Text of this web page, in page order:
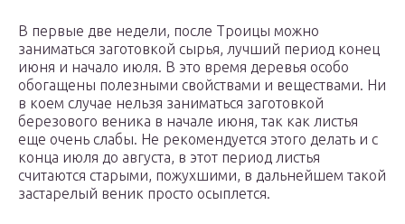
В первые две недели, после Троицы можно
заниматься заготовкой сырья, лучший период конец
июня и начало июля. В это время деревья особо
обогащены полезными свойствами и веществами. Ни
в коем случае нельзя заниматься заготовкой
березового веника в начале июня, так как листья
еще очень слабы. Не рекомендуется этого делать и с
конца июля до августа, в этот период листья
считаются старыми, пожухшими, в дальнейшем такой
застарелый веник просто осыплется.